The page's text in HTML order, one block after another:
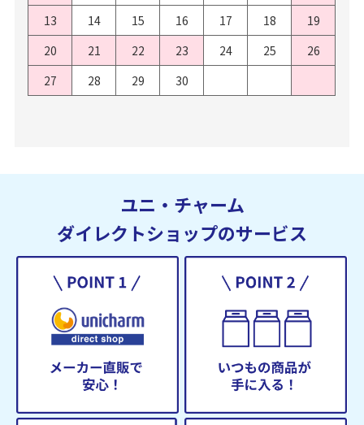
13
14 15 16 17 18
19
20
21 22 23 24 25
26
27
28 29 30
ユニ・チャーム
ダイレクトショップのサービス